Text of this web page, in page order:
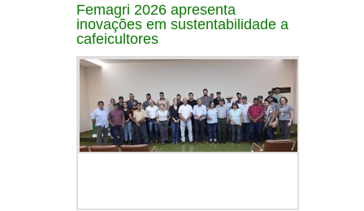
Femagri 2026 apresenta
inovações em sustentabilidade a
cafeicultores